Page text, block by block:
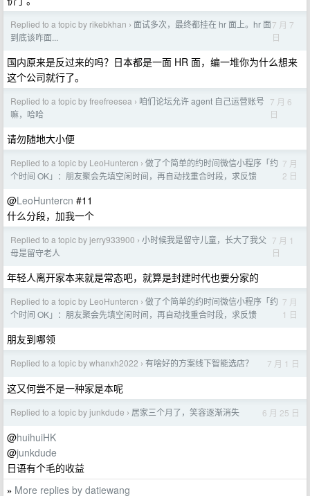
Replied to a topic by rikebkhan › 面试多次，最终都挂在 hr 面上。hr 面
到底该咋面...
7 月 7
日
国内原来是反过来的吗？日本都是一面 HR 面，编一堆你为什么想来
这个公司就行了。
Replied to a topic by freefreesea › 咱们论坛允许 agent 自己运营账号
嘛，哈哈
7 月 6
日
请勿随地大小便
Replied to a topic by LeoHuntercn › 做了个简单的约时间微信小程序「约
个时间 OK」：朋友聚会先填空闲时间，再自动找重合时段，求反馈
7 月
2 日
@LeoHuntercn #11
什么分段，加我一个
Replied to a topic by jerry933900 › 小时候我是留守儿童，长大了我父
母是留守老人
7 月 1
日
年轻人离开家本来就是常态吧，就算是封建时代也要分家的
Replied to a topic by LeoHuntercn › 做了个简单的约时间微信小程序「约
个时间 OK」：朋友聚会先填空闲时间，再自动找重合时段，求反馈
7 月
1 日
朋友到哪领
Replied to a topic by whanxh2022 › 有啥好的方案线下智能选店？ 7 月 1 日
这又何尝不是一种家是本呢
Replied to a topic by junkdude › 居家三个月了，笑容逐渐消失 6 月 25 日
@huihuiHK
@junkdude
日语有个毛的收益
» More replies by datiewang